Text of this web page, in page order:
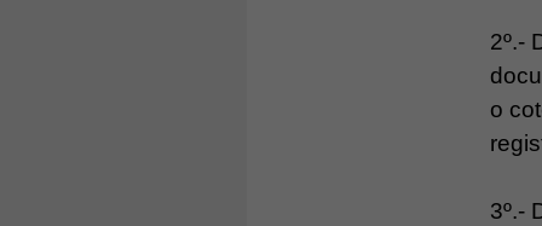
2º.-
o
3º.-